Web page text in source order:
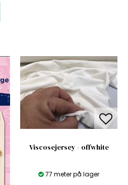
Viscosejersey - offwhite
77 meter på lager